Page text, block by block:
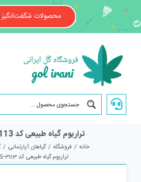
content
محصولات شگفت‌انگیز
تراریوم گیاه طبیعی کد MS-3113
خانه / فروشگاه / گیاهان آپارتمانی /
تراریوم گیاه طبیعی کد MS-3113